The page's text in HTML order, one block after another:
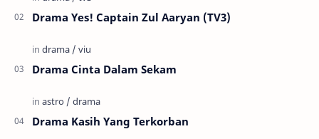
Drama Yes! Captain Zul Aaryan (TV3)
Drama Cinta Dalam Sekam
Drama Kasih Yang Terkorban